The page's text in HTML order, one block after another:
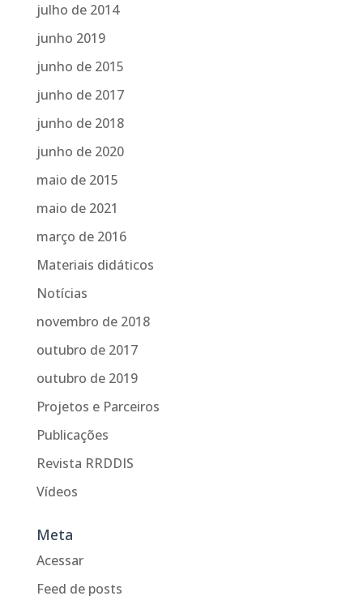
julho de 2014
junho 2019
junho de 2015
junho de 2017
junho de 2018
junho de 2020
maio de 2015
maio de 2021
março de 2016
Materiais didáticos
Notícias
novembro de 2018
outubro de 2017
outubro de 2019
Projetos e Parceiros
Publicações
Revista RRDDIS
Vídeos
Meta
Acessar
Feed de posts